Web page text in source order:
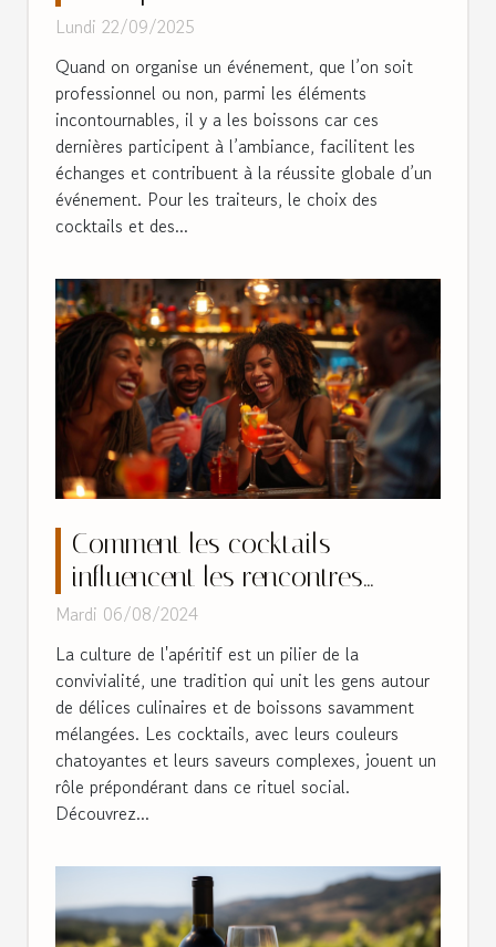
événementiels !
Lundi 22/09/2025
Quand on organise un événement, que l’on soit
professionnel ou non, parmi les éléments
incontournables, il y a les boissons car ces
dernières participent à l’ambiance, facilitent les
échanges et contribuent à la réussite globale d’un
événement. Pour les traiteurs, le choix des
cocktails et des...
Comment les cocktails
influencent les rencontres
sociales et la culture de
l'apéritif
Mardi 06/08/2024
La culture de l'apéritif est un pilier de la
convivialité, une tradition qui unit les gens autour
de délices culinaires et de boissons savamment
mélangées. Les cocktails, avec leurs couleurs
chatoyantes et leurs saveurs complexes, jouent un
rôle prépondérant dans ce rituel social.
Découvrez...